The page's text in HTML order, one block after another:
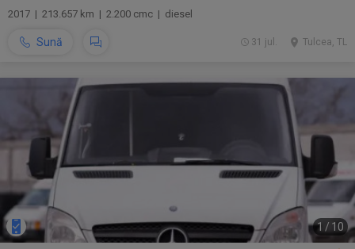
2017 | 213.657 km | 2.200 cmc | diesel
Sună Tulcea, TL
31 jul.
1 / 10